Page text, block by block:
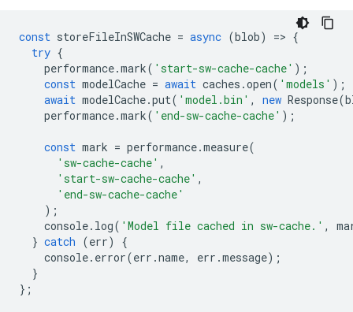
const storeFileInSWCache = async (blob) => {
try {
performance.mark( 'start-sw-cache-cache' );
const modelCache = await caches .open( 'models' );
await modelCache.put( 'model.bin' , new Response(
performance.mark( 'end-sw-cache-cache' );
const mark = performance.measure(
'sw-cache-cache' ,
'start-sw-cache-cache' ,
'end-sw-cache-cache'
);
console. log( 'Model file cached in sw-cache.' ,
} catch (err)
{
console. error(err .name, err .message);
}
};